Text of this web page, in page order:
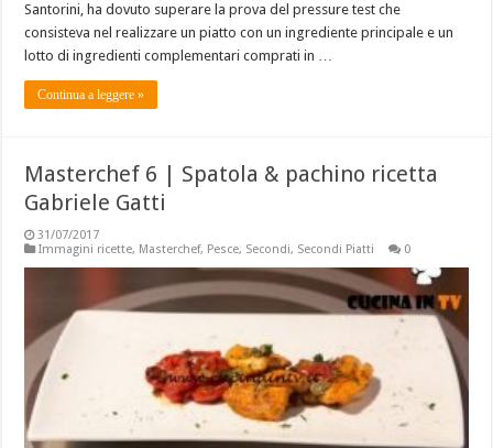
Santorini, ha dovuto superare la prova del pressure test che
consisteva nel realizzare un piatto con un ingrediente principale e un
lotto di ingredienti complementari comprati in …
Continua a leggere »
Masterchef 6 | Spatola & pachino ricetta
Gabriele Gatti
31/07/2017
Immagini ricette, Masterchef, Pesce, Secondi, Secondi Piatti 0